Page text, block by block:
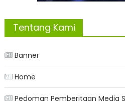
Tentang Kami
Banner
Home
Pedoman Pemberitaan Media